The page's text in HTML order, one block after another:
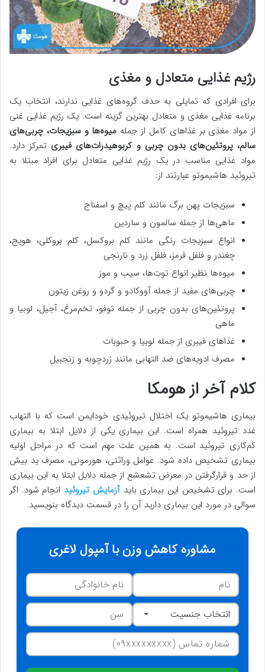
رژیم غذایی متعادل و مغذی
برای افرادی که تمایلی به حدف گروه‌های غذایی ندارند، انتخاب یک
برنامه غذایی مغذی و متعادل بهترین گزینه است. یک رژیم غذایی غنی
از مواد مغذی بر غذاهای کامل از جمله میوه‌ها و سبزیجات، چربی‌های
سالم، پروتئین‌های بدون چربی و کربوهیدرات‌های فیبری تمرکز دارد.
مواد غذایی مناسب در یک رژیم غذایی متعادل برای افراد مبتلا به
تیروئید هاشیموتو عبارتند از:
سبزیجات پهن برگ مانند کلم پیچ و اسفناج
ماهی‌ها از جمله سالمون و ساردین
انواع سبزیجات رنگی مانند کلم بروکسل، کلم بروکلی، هویج،
چغندر و فلفل قرمز، فلفل زرد و نارنجی
میوه‌ها نظیر انواع توت‌ها، سیب و موز
چربی‌های مفید از جمله آووکادو و گردو و روغن زیتون
پروتئین‌های بدون چربی از جمله توفو، تخم‌مرغ، آجیل، لوبیا و
ماهی
غذاهای فیبری از جمله لوبیا و حبوبات
مصرف ادویه‌های ضد التهابی مانند زردچوبه و زنجبیل
کلام آخر از هومکا
بیماری هاشیموتو یک اختلال تیروئیدی خودایمن است که با التهاب
غدد تیروئید همراه است. این بیماری یکی از دلایل ابتلا به بیماری
کم‌کاری تیروئید است. به همین علت مهم است که در مراحل اولیه
بیماری تشخیص داده شود. عوامل وراثتی، هورمونی، مصرف ید بیش
از حد و قرارگرفتن در معرض تشعشع از جمله دلایل ابتلا به این بیماری
است. برای تشخیص این بیماری بایدآزمایش تیروئیدانجام شود. اگر
سوالی در مورد این بیماری دارید آن را در قسمت دیدگاه بنویسید.
مشاوره کاهش وزن با آمپول لاغری